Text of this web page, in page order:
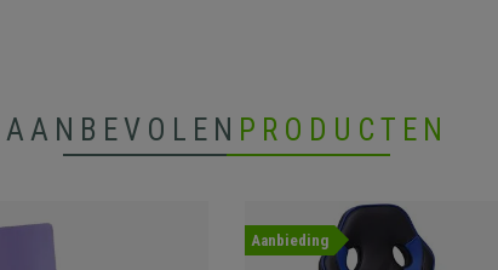
AANBEVOLEN PRODUCTEN
Aanbieding